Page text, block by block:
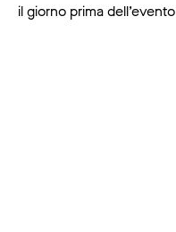
il giorno prima dell’evento